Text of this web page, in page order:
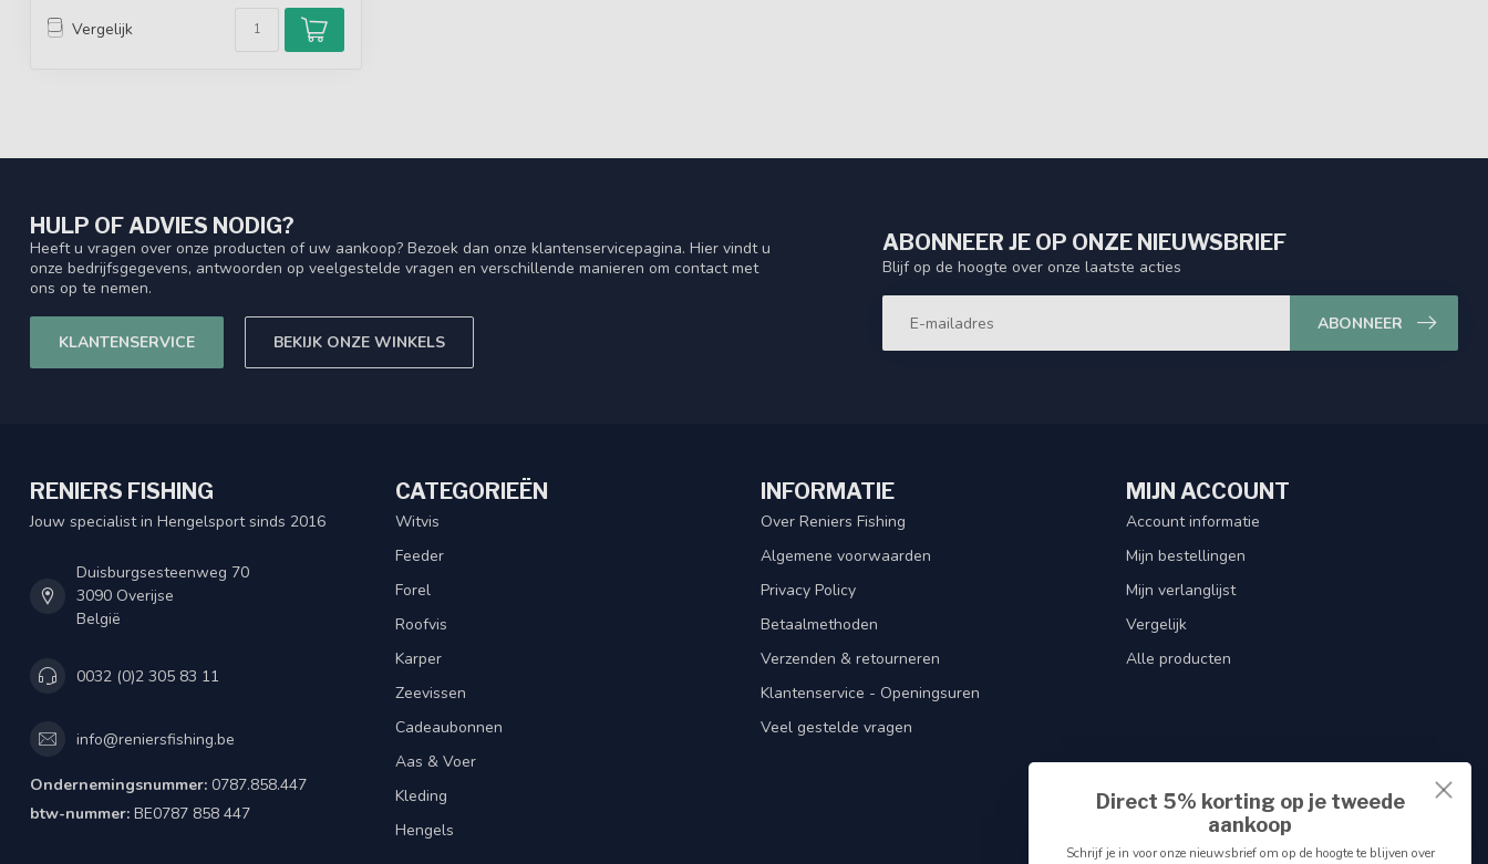
Vergelijk
HULP OF ADVIES NODIG?
Heeft u vragen over onze producten of uw aankoop? Bezoek dan onze klantenservicepagina. Hier vindt u
onze bedrijfsgegevens, antwoorden op veelgestelde vragen en verschillende manieren om contact met
ons op te nemen.
KLANTENSERVICE BEKIJK ONZE WINKELS
ABONNEER JE OP ONZE NIEUWSBRIEF
Blijf op de hoogte over onze laatste acties
ABONNEER
RENIERS FISHING
Jouw specialist in Hengelsport sinds 2016
Duisburgsesteenweg 70
3090 Overijse
België
0032 (0)2 305 83 11
info@reniersfishing.be
Ondernemingsnummer: 0787.858.447
btw-nummer: BE0787 858 447
CATEGORIEËN
Witvis
Feeder
Forel
Roofvis
Karper
Zeevissen
Cadeaubonnen
Aas & Voer
Kleding
Hengels
INFORMATIE
Over Reniers Fishing
Algemene voorwaarden
Privacy Policy
Betaalmethoden
Verzenden & retourneren
Klantenservice - Openingsuren
Veel gestelde vragen
MIJN ACCOUNT
Account informatie
Mijn bestellingen
Mijn verlanglijst
Vergelijk
Alle producten
Direct 5% korting op je tweede
aankoop
Schrijf je in voor onze nieuwsbrief om op de hoogte te blijven over